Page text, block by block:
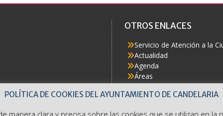
OTROS ENLACES
Servicio de Atención a la
Actualidad
Agenda
Áreas
Accesibilidad
POLÍTICA DE COOKIES DEL AYUNTAMIENTO DE CANDELARIA